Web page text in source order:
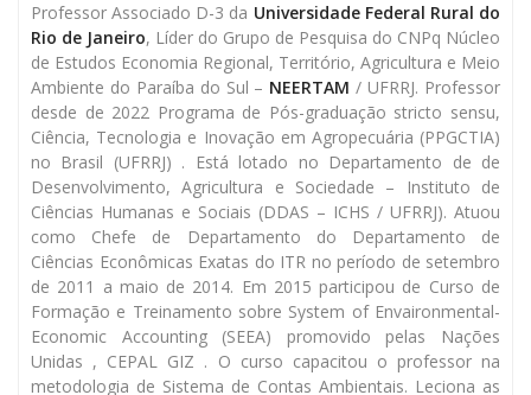
Professor Associado D-3 da Universidade Federal Rural do
Rio de Janeiro, Líder do Grupo de Pesquisa do CNPq Núcleo
de Estudos Economia Regional, Território, Agricultura e Meio
Ambiente do Paraíba do Sul – NEERTAM / UFRRJ. Professor
desde de 2022 Programa de Pós-graduação stricto sensu,
Ciência, Tecnologia e Inovação em Agropecuária (PPGCTIA)
no Brasil (UFRRJ) . Está lotado no Departamento de de
Desenvolvimento, Agricultura e Sociedade – Instituto de
Ciências Humanas e Sociais (DDAS – ICHS / UFRRJ). Atuou
como Chefe de Departamento do Departamento de
Ciências Econômicas Exatas do ITR no período de setembro
de 2011 a maio de 2014. Em 2015 participou de Curso de
Formação e Treinamento sobre System of Envaironmental-
Economic Accounting (SEEA) promovido pelas Nações
Unidas , CEPAL GIZ . O curso capacitou o professor na
metodologia de Sistema de Contas Ambientais. Leciona as